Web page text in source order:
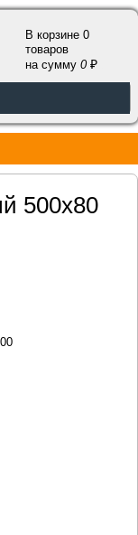
В корзине 0
товаров
на сумму0
500х80